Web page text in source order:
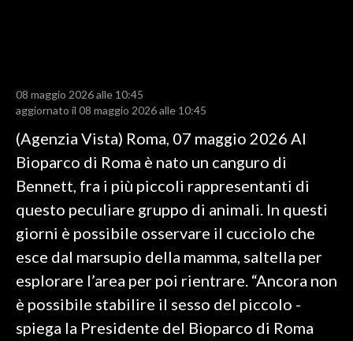
RISULTATI E CLASSIFICHE
CALCIO
CALCIO REGIONALE
BASKET
VOLLEY
MOTORI
TENNIS
ALTRI SPORT
08 maggio 2026 alle 10:45
aggiornato il 08 maggio 2026 alle 10:45
(Agenzia Vista) Roma, 07 maggio 2026 Al
Bioparco di Roma è nato un canguro di
Bennett, fra i più piccoli rappresentanti di
questo peculiare gruppo di animali. In questi
giorni è possibile osservare il cucciolo che
esce dal marsupio della mamma, saltella per
esplorare l’area per poi rientrare. “Ancora non
è possibile stabilire il sesso del piccolo -
spiega la Presidente del Bioparco di Roma